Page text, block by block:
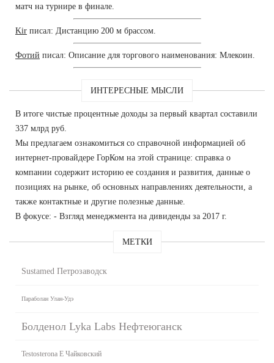
матч на турнире в финале.
Kir писал: Дистанцию 200 м брассом.
Фотий писал: Описание для торгового наименования: Млекоин.
ИНТЕРЕСНЫЕ МЫСЛИ
В итоге чистые процентные доходы за первый квартал составили
337 млрд руб.
Мы предлагаем ознакомиться со справочной информацией об
интернет-провайдере ГорКом на этой странице: справка о
компании содержит историю ее создания и развития, данные о
позициях на рынке, об основных направлениях деятельности, а
также контактные и другие полезные данные.
В фокусе: - Взгляд менеджмента на дивиденды за 2017 г.
МЕТКИ
Sustamed Петрозаводск
Параболан Улан-Удэ
Болденол Lyka Labs Нефтеюганск
Testosterona E Чайковский